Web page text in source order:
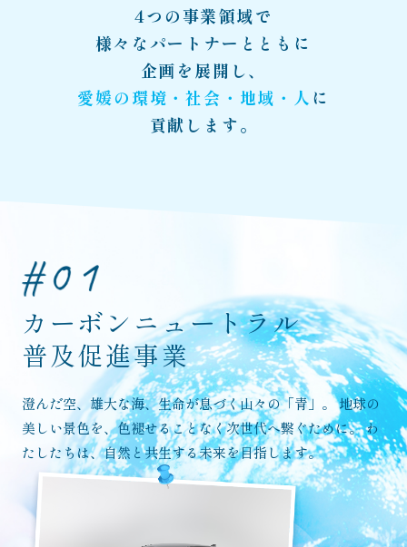
4つの事業領域で
様々なパートナーとともに
企画を展開し、
愛媛の環境・社会・地域・人に
貢献します。
カーボンニュートラル
普及促進事業
澄んだ空、雄大な海、生命が息づく山々の「青」。地球の
美しい景色を、色褪せることなく次世代へ繋ぐために。わ
たしたちは、自然と共生する未来を目指します。